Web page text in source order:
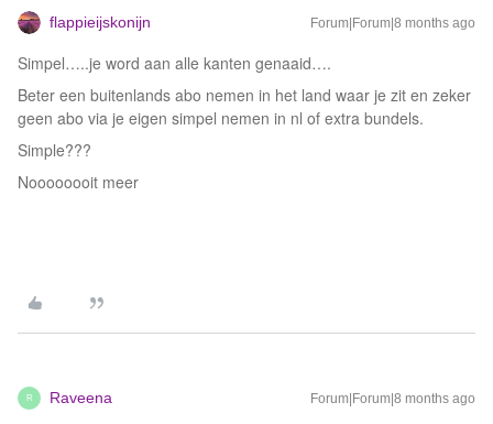
flappieijskonijn Forum|Forum|8 months ago
Simpel…..je word aan alle kanten genaaid….
Beter een buitenlands abo nemen in het land waar je zit en zeker
geen abo via je eigen simpel nemen in nl of extra bundels.
Simple???
Noooooooit meer
R Raveena Forum|Forum|8 months ago